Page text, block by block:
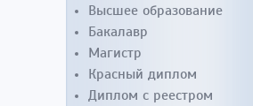
Высшее образование
Бакалавр
Магистр
Красный диплом
Диплом с реестром